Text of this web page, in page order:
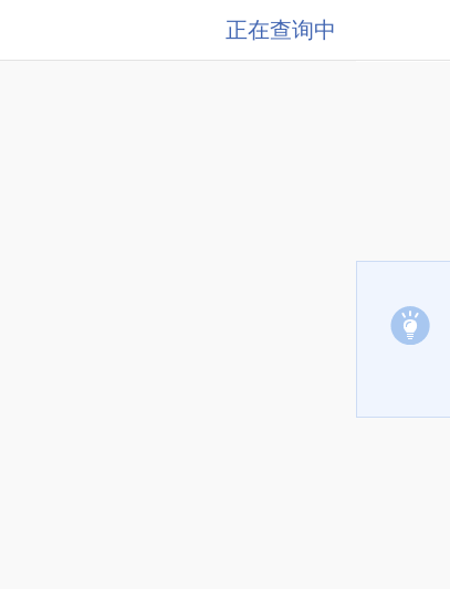
正在查询中